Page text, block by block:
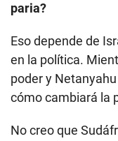
paria?
Eso depende de
en la política.
poder y
cómo cambiará la
No creo que